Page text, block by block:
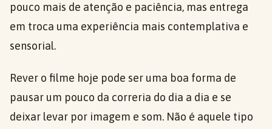
pouco mais de atenção e paciência, mas entrega
em troca uma experiência mais contemplativa e
sensorial.
Rever o filme hoje pode ser uma boa forma de
pausar um pouco da correria do dia a dia e se
deixar levar por imagem e som. Não é aquele tipo